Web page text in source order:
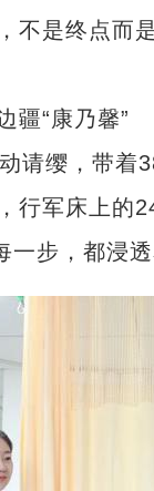
是终点而是
“康乃馨”
缨，带着
行军床上的
一步，都浸